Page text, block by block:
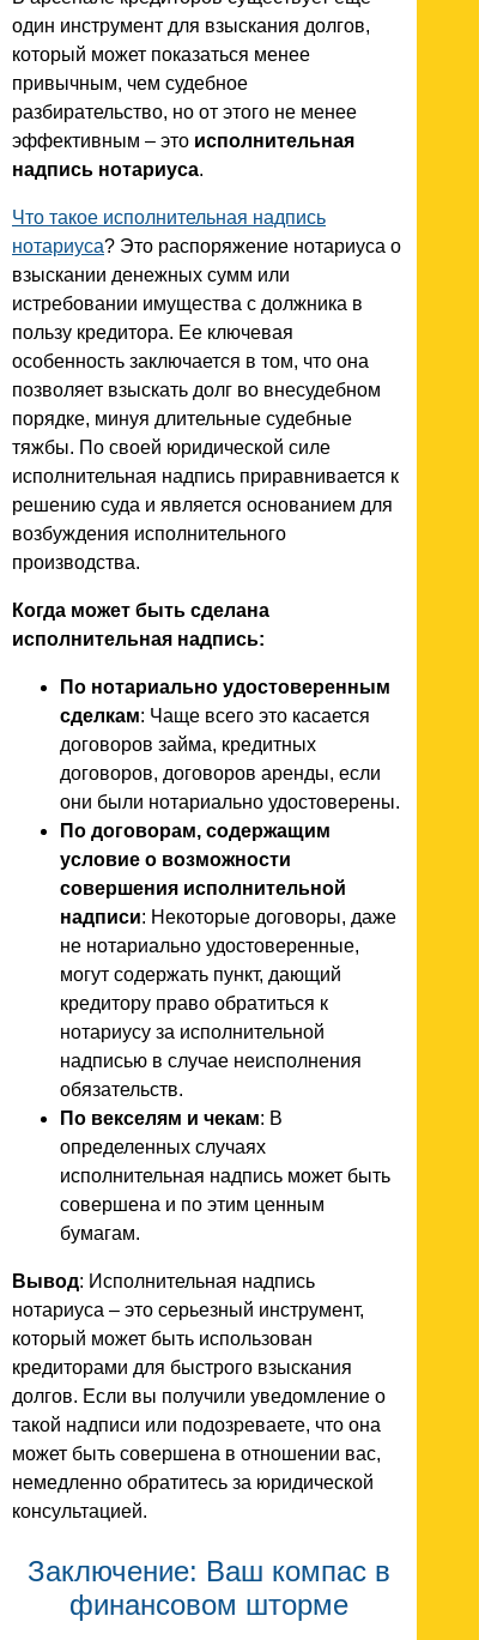
один инструмент для взыскания долгов,
который может показаться менее
привычным, чем судебное
разбирательство, но от этого не менее
эффективным – это исполнительная
надпись нотариуса.
Что такое исполнительная надпись
нотариуса? Это распоряжение нотариуса о
взыскании денежных сумм или
истребовании имущества с должника в
пользу кредитора. Ее ключевая
особенность заключается в том, что она
позволяет взыскать долг во внесудебном
порядке, минуя длительные судебные
тяжбы. По своей юридической силе
исполнительная надпись приравнивается к
решению суда и является основанием для
возбуждения исполнительного
производства.
Когда может быть сделана
исполнительная надпись:
По нотариально удостоверенным
сделкам: Чаще всего это касается
договоров займа, кредитных
договоров, договоров аренды, если
они были нотариально удостоверены.
По договорам, содержащим
условие о возможности
совершения исполнительной
надписи: Некоторые договоры, даже
не нотариально удостоверенные,
могут содержать пункт, дающий
кредитору право обратиться к
нотариусу за исполнительной
надписью в случае неисполнения
обязательств.
По векселям и чекам: В
определенных случаях
исполнительная надпись может быть
совершена и по этим ценным
бумагам.
Вывод: Исполнительная надпись
нотариуса – это серьезный инструмент,
который может быть использован
кредиторами для быстрого взыскания
долгов. Если вы получили уведомление о
такой надписи или подозреваете, что она
может быть совершена в отношении вас,
немедленно обратитесь за юридической
консультацией.
Заключение: Ваш компас в
финансовом шторме